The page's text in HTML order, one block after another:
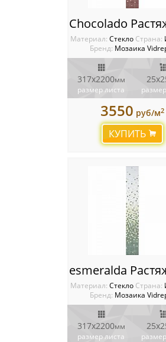
Материал: Стекло Cтрана:
Бренд: Мозаика
317x2200мм
размер листа
3550 руб/м2
КУПИТЬ
Материал: Стекло Cтрана:
Бренд: Мозаика
317x2200мм
размер листа